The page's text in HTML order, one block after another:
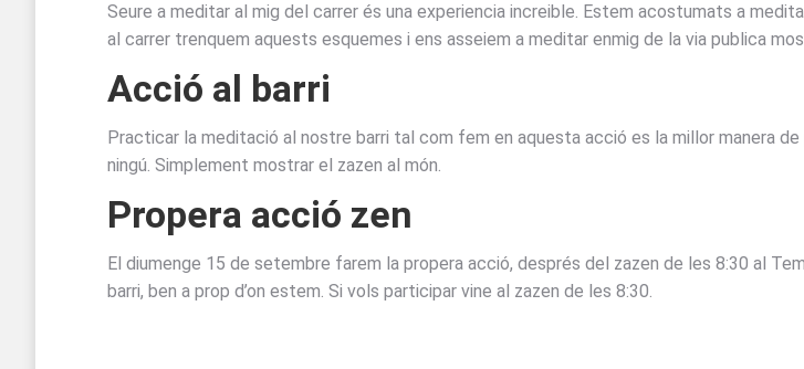
Seure a meditar al mig del carrer és una experiencia increible. Estem acostumats a
al carrer trenquem aquests esquemes i ens asseiem a meditar enmig de la via publica
Acció al barri
Practicar la meditació al nostre barri tal com fem en aquesta acció es la millor manera
ningú. Simplement mostrar el zazen al món.
Propera acció zen
El diumenge 15 de setembre farem la propera acció, després del zazen de les 8:30 al
barri, ben a prop d’on estem. Si vols participar vine al zazen de les 8:30.